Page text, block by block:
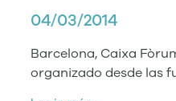
04/03/2014
Barcelona, Caixa
organizado desde las